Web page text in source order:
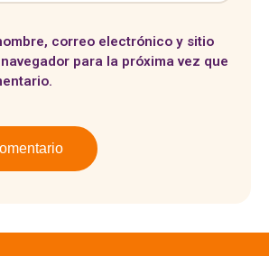
correo electrónico y sitio
para la próxima vez que